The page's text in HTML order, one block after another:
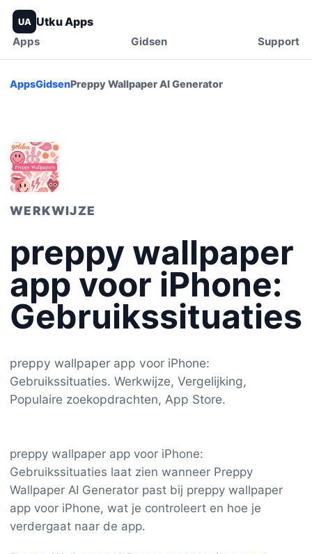
UA Utku Apps
Apps Gidsen Support
AppsGidsenPreppy Wallpaper AI Generator
WERKWIJZE
preppy wallpaper
app voor iPhone:
Gebruikssituaties
preppy wallpaper app voor iPhone:
Gebruikssituaties. Werkwijze, Vergelijking,
Populaire zoekopdrachten, App Store.
preppy wallpaper app voor iPhone:
Gebruikssituaties laat zien wanneer Preppy
Wallpaper AI Generator past bij preppy wallpaper
app voor iPhone, wat je controleert en hoe je
verdergaat naar de app.